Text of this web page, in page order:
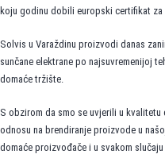
koju godinu dobili europski certifikat
Solvis u Varaždinu proizvodi danas
sunčane elektrane po najsuvremenijoj
domaće tržište.
S obzirom da smo se uvjerili u
odnosu na brendiranje proizvode u
domaće proizvođače i u svakom